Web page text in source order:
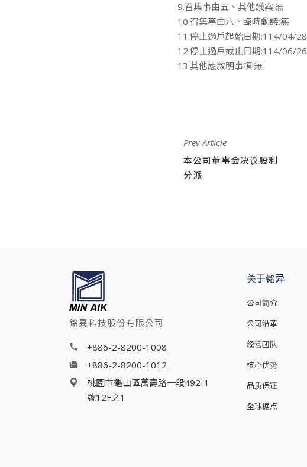
9.召集事由五、其他議案:無
10.召集事由六、臨時動議:無
11.停止過戶起始日期:114/04/28
12.停止過戶截止日期:114/06/26
13.其他應敘明事項:無
Prev Article
本公司董事会决议股利
分派
銘異科技股份有限公司
+886-2-8200-1008
+886-2-8200-1012
桃園市龜山區萬壽路一段492-1
號12F之1
关于铭异
公司简介
公司沿革
经营团队
核心优势
品质保证
全球据点